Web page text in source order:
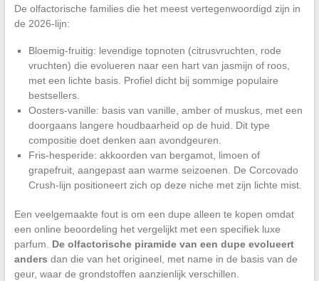
De olfactorische families die het meest vertegenwoordigd zijn in
de 2026-lijn:
Bloemig-fruitig: levendige topnoten (citrusvruchten, rode
vruchten) die evolueren naar een hart van jasmijn of roos,
met een lichte basis. Profiel dicht bij sommige populaire
bestsellers.
Oosters-vanille: basis van vanille, amber of muskus, met een
doorgaans langere houdbaarheid op de huid. Dit type
compositie doet denken aan avondgeuren.
Fris-hesperide: akkoorden van bergamot, limoen of
grapefruit, aangepast aan warme seizoenen. De Corcovado
Crush-lijn positioneert zich op deze niche met zijn lichte mist.
Een veelgemaakte fout is om een dupe alleen te kopen omdat
een online beoordeling het vergelijkt met een specifiek luxe
parfum. De olfactorische piramide van een dupe evolueert
anders dan die van het origineel, met name in de basis van de
geur, waar de grondstoffen aanzienlijk verschillen.